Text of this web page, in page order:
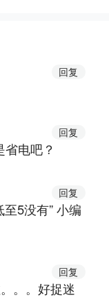
回复
回复
电吧？
回复
5没有” 小编
回复
。。好捉迷